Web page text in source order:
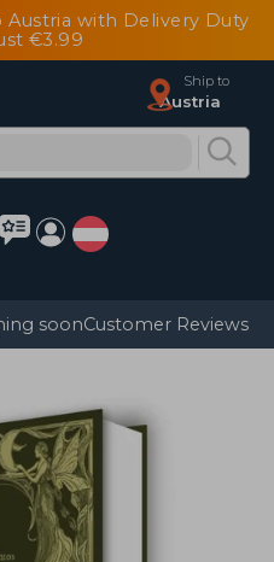
with Delivery Duty
€3.99
Ship to
Austria
soonCustomer Reviews